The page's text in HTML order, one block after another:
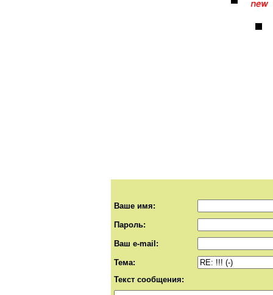
Ваше имя:
Пароль:
Ваш e-mail:
Тема:
Текст сообщения: